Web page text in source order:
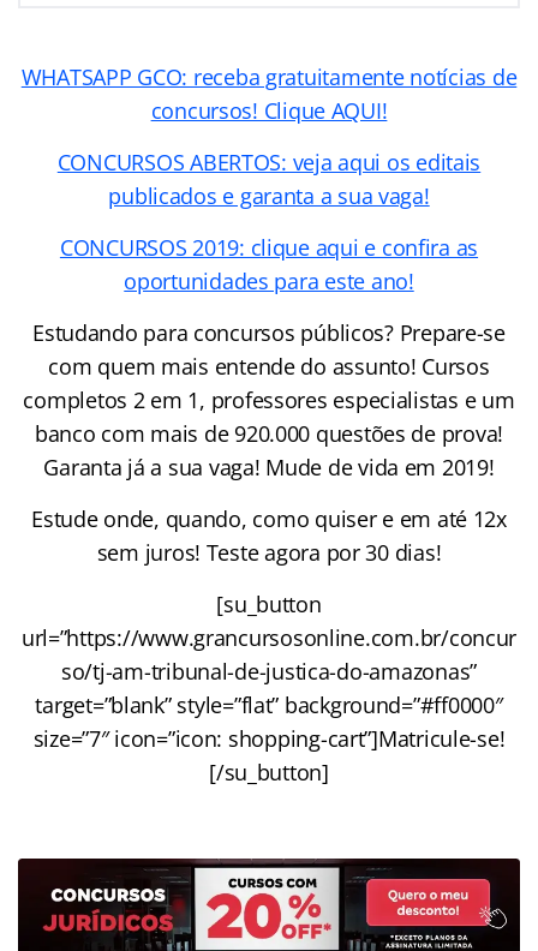
WHATSAPP GCO: receba gratuitamente notícias de
concursos! Clique AQUI!
CONCURSOS ABERTOS: veja aqui os editais
publicados e garanta a sua vaga!
CONCURSOS 2019: clique aqui e confira as
oportunidades para este ano!
Estudando para concursos públicos? Prepare-se
com quem mais entende do assunto! Cursos
completos 2 em 1, professores especialistas e um
banco com mais de 920.000 questões de prova!
Garanta já a sua vaga! Mude de vida em 2019!
Estude onde, quando, como quiser e em até 12x
sem juros! Teste agora por 30 dias!
[su_button
url=”https://www.grancursosonline.com.br/concur
so/tj-am-tribunal-de-justica-do-amazonas”
target=”blank” style=”flat” background=”#ff0000″
size=”7″ icon=”icon: shopping-cart”]Matricule-se!
[/su_button]